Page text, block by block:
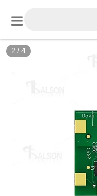
2 / 4